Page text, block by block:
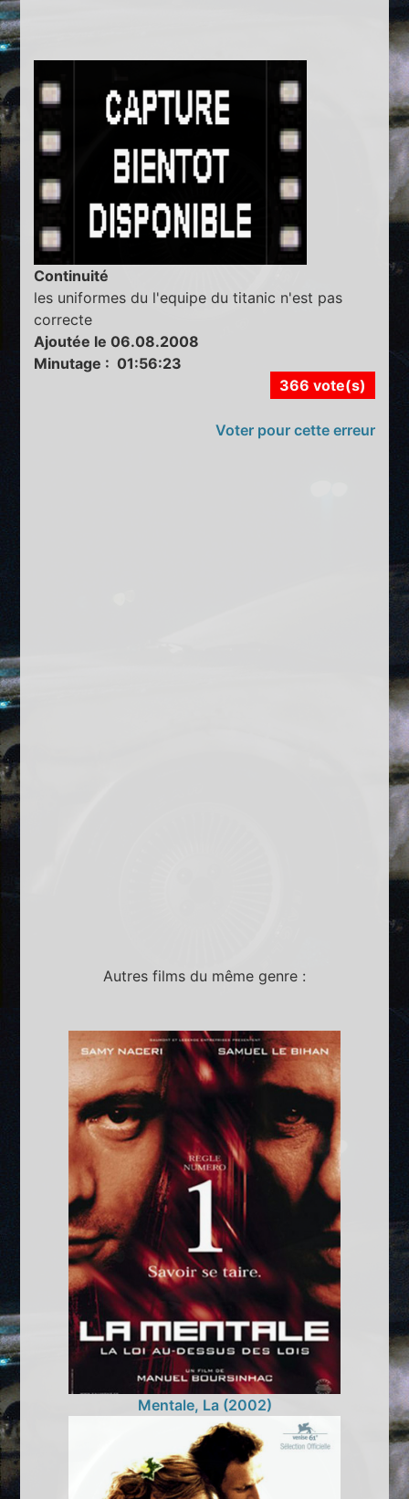
Continuité
les uniformes du l'equipe du titanic n'est pas
correcte
Ajoutée le 06.08.2008
Minutage : 01:56:23
366 vote(s)
Voter pour cette erreur
Autres films du même genre :
Mentale, La (2002)